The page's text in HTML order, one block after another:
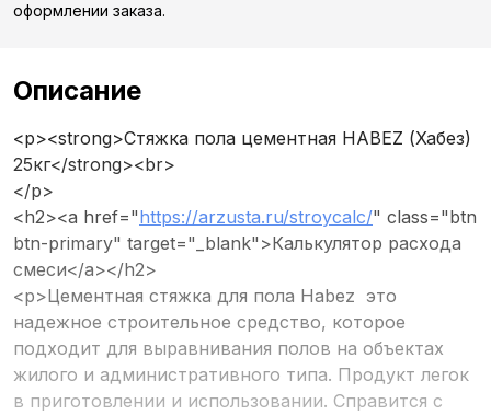
оформлении заказа.
Описание
<p><strong>Стяжка пола цементная HABEZ (Хабез)
25кг</strong><br>
</p>
<h2><a href="https://arzusta.ru/stroycalc/" class="btn
btn-primary" target="_blank">Калькулятор расхода
смеси</a></h2>
<p>Цементная стяжка для пола Habez это
надежное строительное средство, которое
подходит для выравнивания полов на объектах
жилого и административного типа. Продукт легок
в приготовлении и использовании. Справится с